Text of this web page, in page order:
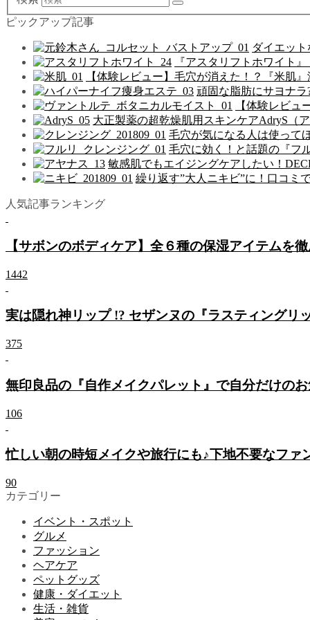
ピックアップ記事
ダイエッ
『アスタリフトホワイト
【体験レビュー】毛穴が消えた！？『米肌
頑固な脂肪にサヨナ
【体験レビ
大正製薬の超乾燥肌用スキンケアAdryS（
毛穴が気になる人は使って
毛穴に効く！と話題の『フ
敏感肌でもエイジングケアしたい！
繰り返す”大人ニキビ”に！口コミ
人気記事ランキング
【サボンのボディケア】全６種の保湿アイテムを
1442
実は隠れ神リップ !? セザンヌの『ラスティングリ
375
無印良品の『自作メイクパレット』で自分だけの
106
忙しい朝の時短メイクや旅行にも♪下地不要なファ
90
カテゴリー
イベント・スポット
グルメ
ファッション
ヘアケア
ペットグッズ
健康・ダイエット
生活・雑貨